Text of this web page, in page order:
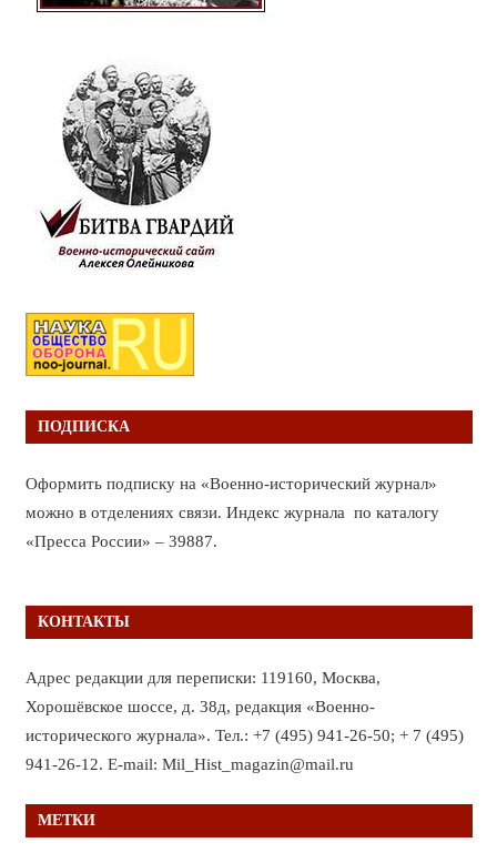
ПОДПИСКА
Оформить подписку на «Военно-исторический журнал»
можно в отделениях связи. Индекс журнала по каталогу
«Пресса России» – 39887.
КОНТАКТЫ
Адрес редакции для переписки: 119160, Москва,
Хорошёвское шоссе, д. 38д, редакция «Военно-
исторического журнала». Тел.: +7 (495) 941-26-50; + 7 (495)
941-26-12. E-mail: Mil_Hist_magazin@mail.ru
МЕТКИ